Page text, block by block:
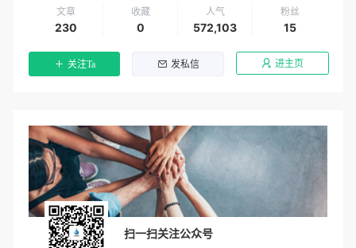
文章
230
收藏
0
人气
572,103
粉丝
15
关注Ta 发私信 进主页
扫一扫关注公众号